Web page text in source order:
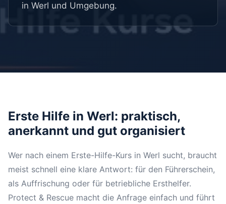
in Werl und Umgebung.
Erste Hilfe in Werl: praktisch,
anerkannt und gut organisiert
Wer nach einem Erste-Hilfe-Kurs in Werl sucht, braucht
meist schnell eine klare Antwort: für den Führerschein,
als Auffrischung oder für betriebliche Ersthelfer.
Protect & Rescue macht die Anfrage einfach und führt